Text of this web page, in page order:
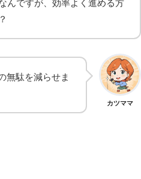
んですが、効率よく進める方
カツママ
無駄を減らせま